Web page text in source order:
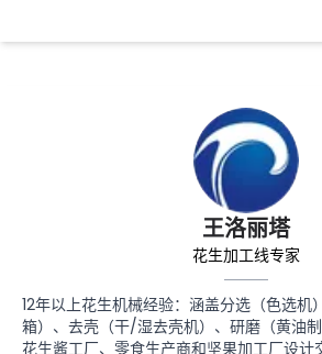
王洛丽塔
花生加工线专家
12年以上花生机械经验：涵盖分选（色选
箱）、去壳（干/湿去壳机）、研磨（黄油
花生酱工厂、零食生产商和坚果加工厂设计